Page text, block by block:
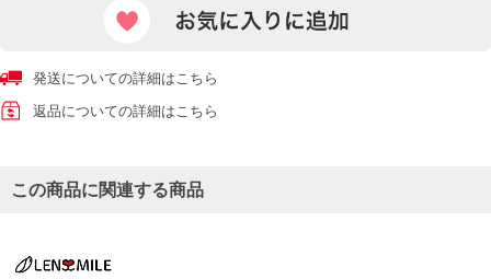
発送についての詳細はこちら
返品についての詳細はこちら
この商品に関連する商品